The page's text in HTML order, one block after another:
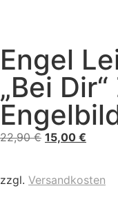
Engel
„Bei
22,90€ 15,00 €
zzgl. Versandkosten